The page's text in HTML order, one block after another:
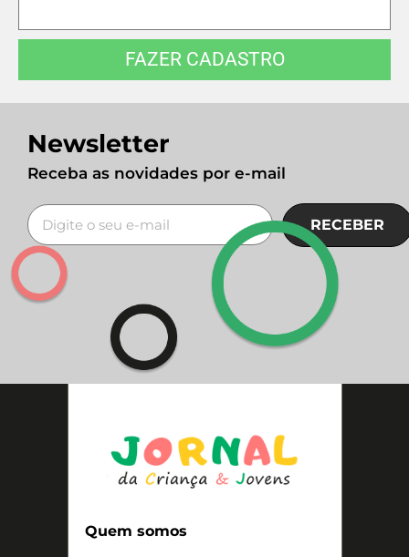
FAZER CADASTRO
Newsletter
Receba as novidades por e-mail
RECEBER
Quem somos